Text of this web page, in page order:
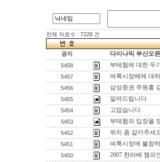
전체 자료수 : 7228 건
공지 다이나믹 부산오
5458 부테협에 대한 두
5457 벼룩시장배에 대
5456 삼성증권 주원홍
5455 알려드립니다
5454 고맙습니다.
5453 부테협의 입장을
5452 위치 좀 갈카주세
5451 벼룩시장에 불참
5450 2007 한라배 챔피